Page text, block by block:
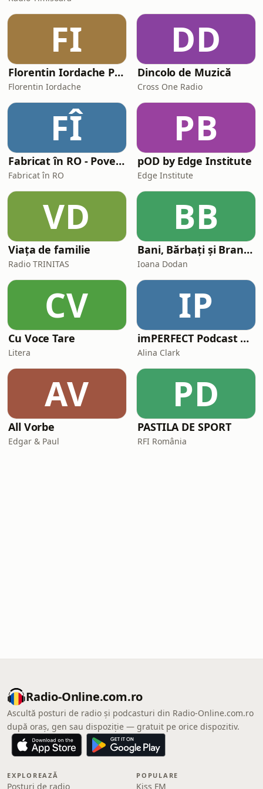
FI
Florentin Iordache Podcast
Florentin Iordache
DD
Dincolo de Muzică
Cross One Radio
FÎ
Fabricat în RO - Poveștile antreprenorilor care creează România. Hai să le ascultăm
Fabricat în RO
PB
pOD by Edge Institute
Edge Institute
VD
Viața de familie
Radio TRINITAS
BB
Bani, Bărbați și Branduri
Ioana Dodan
CV
Cu Voce Tare
Litera
IP
imPERFECT Podcast Live
Alina Clark
AV
All Vorbe
Edgar & Paul
PD
PASTILA DE SPORT
RFI România
Radio-Online.com.ro
Ascultă posturi de radio și podcasturi din Radio-Online.com.ro
după oraș, gen sau dispoziție — gratuit pe orice dispozitiv.
EXPLOREAZĂ
Posturi de radio
POPULARE
Kiss FM